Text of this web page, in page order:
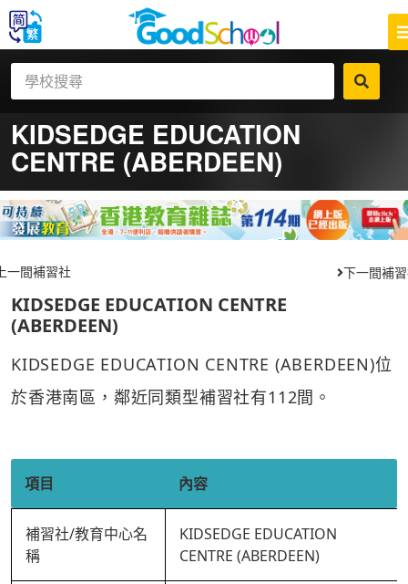
KIDSEDGE EDUCATION
CENTRE (ABERDEEN)
一間補習社 下一間補
KIDSEDGE EDUCATION CENTRE
(ABERDEEN)
KIDSEDGE EDUCATION CENTRE (ABERDEEN)位
於香港南區，鄰近同類型補習社有112間。
項目 內容
補習社/教育中心名
稱
KIDSEDGE EDUCATION
CENTRE (ABERDEEN)